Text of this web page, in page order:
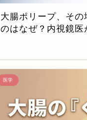
大腸ポリープ、その
のはなぜ？内視鏡医
医学